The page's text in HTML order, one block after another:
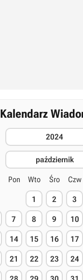
Kalendarz
2024
październik
Pon Wto Śro Czw
1 2 3
7 8 9 10
14 15 16 17
21 22 23 24